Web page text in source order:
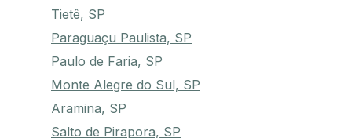
Tietê, SP
Paraguaçu Paulista, SP
Paulo de Faria, SP
Monte Alegre do Sul, SP
Aramina, SP
Salto de Pirapora, SP